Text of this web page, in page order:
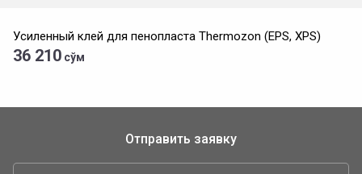
Усиленный клей для пенопласта Thermozon (EPS, XPS)
36 210 сўм
Отправить заявку